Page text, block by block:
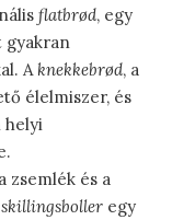
flatbrød, egy
gyakran
Aknekkebrød, a
élelmiszer, és
helyi
zsemlék és a
skillingsboller egy